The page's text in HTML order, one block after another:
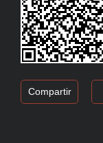
Compartir